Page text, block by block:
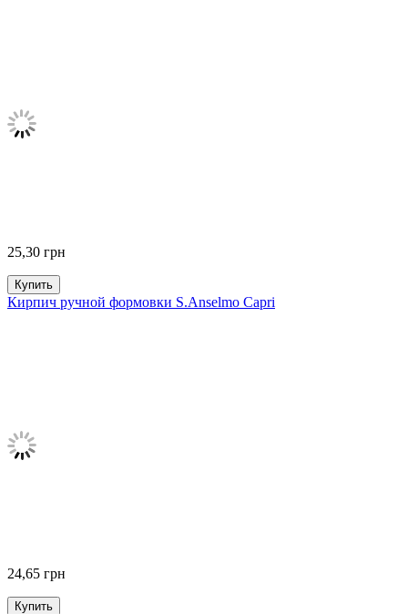
25,30 грн
Купить
Кирпич ручной формовки S.Anselmo Capri
24,65 грн
Купить